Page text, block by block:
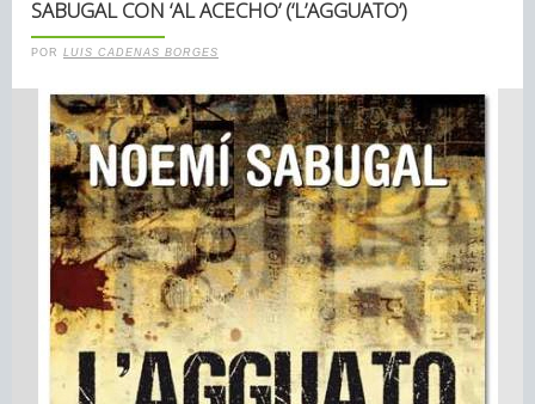
SABUGAL CON ‘AL ACECHO’ (‘L’AGGUATO’)
POR LUIS CADENAS BORGES